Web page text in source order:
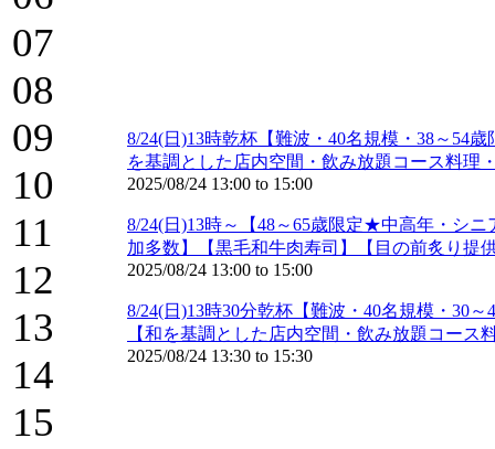
07
08
09
10
11
12
13
14
15
8/24(日)13時乾杯【難波・40名規模・38～54
を基調とした店内空間・飲み放題コース料理
2025/08/24 13:00 to 15:00
8/24(日)13時～【48～65歳限定★中高年・シ
加多数】【黒毛和牛肉寿司】【目の前炙り提
2025/08/24 13:00 to 15:00
8/24(日)13時30分乾杯【難波・40名規模・30
【和を基調とした店内空間・飲み放題コー
2025/08/24 13:30 to 15:30